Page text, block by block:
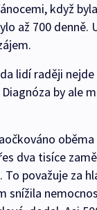
když
až 700 denně.
lidí raději
by ale
dva tisíce
To považuje za
snížila